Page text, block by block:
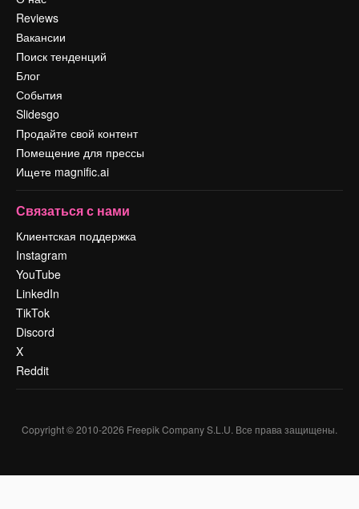
Reviews
Вакансии
Поиск тенденций
Блог
События
Slidesgo
Продайте свой контент
Помещение для прессы
Ищете magnific.ai
Связаться с нами
Клиентская поддержка
Instagram
YouTube
LinkedIn
TikTok
Discord
X
Reddit
Copyright © 2010-2026 Freepik Company S.L.U. Все права защищены.